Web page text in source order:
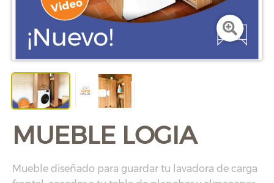
MUEBLE LOGIA
Mueble diseñado para guardar tu lavadora de carga